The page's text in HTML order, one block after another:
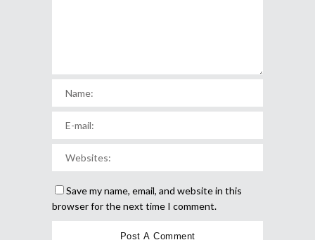
Save my name, email, and website in this
browser for the next time I comment.